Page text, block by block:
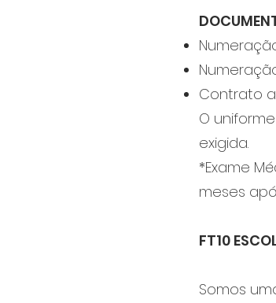
Contrato
O
exigida.
*Exame
meses
FT10
Somos